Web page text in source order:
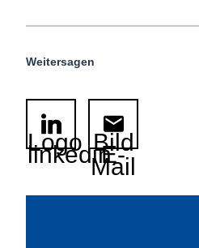
Weitersagen
Logo
linkedinBild
E-
Mail